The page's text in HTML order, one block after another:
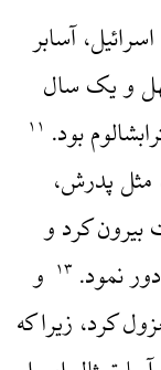
آسابر
و یک سال
بود. ۱۱
مثل پدرش،
بیرون کرد و
نمود. ۱۳ و
کرد، زیرا که